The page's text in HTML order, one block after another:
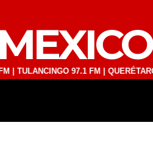
97.1 FM | QUERÉTARO